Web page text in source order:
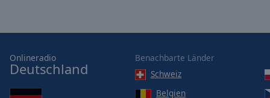
Onlineradio
Deutschland
Benachbarte Länder
Schweiz
Belgien